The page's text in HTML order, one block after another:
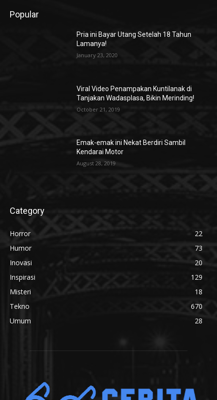
Popular
Pria ini Bayar Utang Setelah 18 Tahun
Lamanya!
January 23, 2020
Viral Video Penampakan Kuntilanak di
Tanjakan Wadasplasa, Bikin Merinding!
October 21, 2019
Emak-emak ini Nekat Berdiri Sambil
Kendarai Motor
August 28, 2019
Category
Horror
22
Humor
73
Inovasi
20
Inspirasi
129
Misteri
18
Tekno
670
Umum
28